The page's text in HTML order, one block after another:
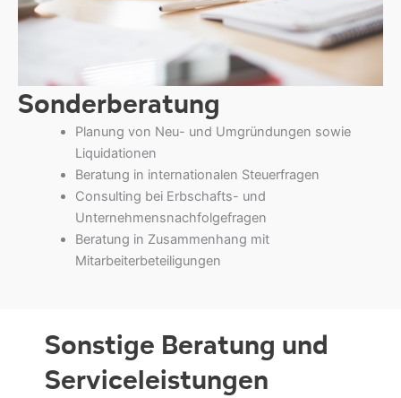
Sonderberatung
Planung von Neu- und Umgründungen sowie
Liquidationen
Beratung in internationalen Steuerfragen
Consulting bei Erbschafts- und
Unternehmensnachfolgefragen
Beratung in Zusammenhang mit
Mitarbeiterbeteiligungen
Sonstige Beratung und
Serviceleistungen